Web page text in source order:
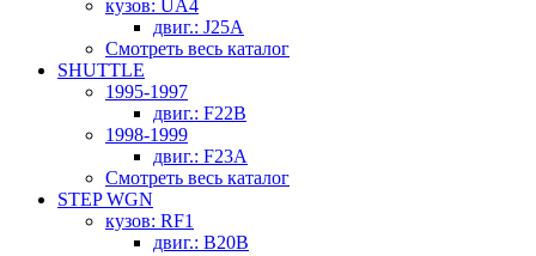
кузов: UA4
двиг.: J25A
Смотреть весь каталог
SHUTTLE
1995-1997
двиг.: F22B
1998-1999
двиг.: F23A
Смотреть весь каталог
STEP WGN
кузов: RF1
двиг.: B20B